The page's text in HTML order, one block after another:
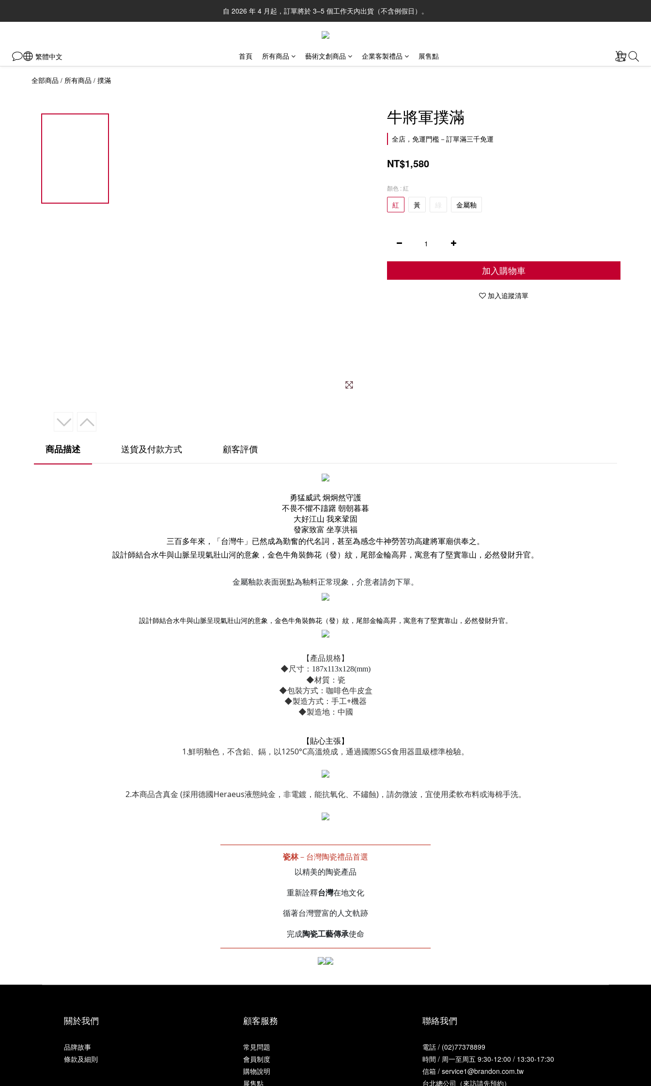
自 2026 年 4 月起，訂單將於 3–5 個工作天內出貨（不含例假日）。
繁體中文 首頁 所有商品 藝術文創商品 企業客製禮品 展售點
全部商品 / 所有商品 / 撲滿
牛將軍撲滿
全店，免運門檻－訂單滿三千免運
NT$1,580
顏色 : 紅
紅 黃 綠 金屬釉
加入購物車
加入追蹤清單
商品描述 送貨及付款方式 顧客評價
勇猛威武 炯炯然守護
不畏不懼不躊躇 朝朝暮暮
大好江山 我來鞏固
發家致富 坐享洪福
三百多年來，「台灣牛」已然成為勤奮的代名詞，甚至為感念牛神勞苦功高建將軍廟供奉之。
設計師結合水牛與山脈呈現氣壯山河的意象，金色牛角裝飾花（發）紋，尾部金輪高昇，寓意有了堅實靠山，必然發財升官。
金屬釉款表面斑點為釉料正常現象，介意者請勿下單。
設計師結合水牛與山脈呈現氣壯山河的意象，金色牛角裝飾花（發）紋，尾部金輪高昇，寓意有了堅實靠山，必然發財升官。
【產品規格】
◆尺寸： 187x113x128(mm)
◆材質：瓷
◆包裝方式：咖啡色牛皮盒
◆製造方式：手工+機器
◆製造地：中國
【貼心主張】
1.鮮明釉色，不含鉛、鎘，以1250°C高溫燒成，通過國際SGS食用器皿級標準檢驗。
2.本商品含真金 (採用德國Heraeus液態純金，非電鍍，能抗氧化、不鏽蝕)，請勿微波，宜使用柔軟布料或海棉手洗。
瓷林－台灣陶瓷禮品首選
以精美的陶瓷產品
重新詮釋台灣在地文化
循著台灣豐富的人文軌跡
完成陶瓷工藝傳承使命
關於我們
品牌故事
條款及細則
顧客服務
常見問題
會員制度
購物說明
展售點
聯絡我們
電話 / (02)77378899
時間 / 周一至周五 9:30-12:00 / 13:30-17:30
信箱 / service1@brandon.com.tw
台北總公司（來訪請先預約）